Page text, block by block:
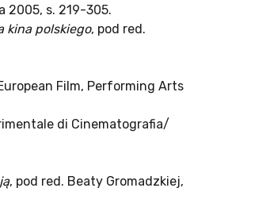
2005, s. 219-305.
kina polskiego, pod red.
Film, Performing Arts
di Cinematografia/
, pod red. Beaty Gromadzkiej,